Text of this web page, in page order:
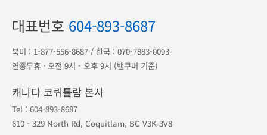
대표번호 604-893-8687
북미 : 1-877-556-8687 / 한국 : 070-7883-0093
연중무휴 · 오전 9시 - 오후 9시 (밴쿠버 기준)
캐나다 코퀴틀람 본사
Tel : 604-893-8687
610 - 329 North Rd, Coquitlam, BC V3K 3V8